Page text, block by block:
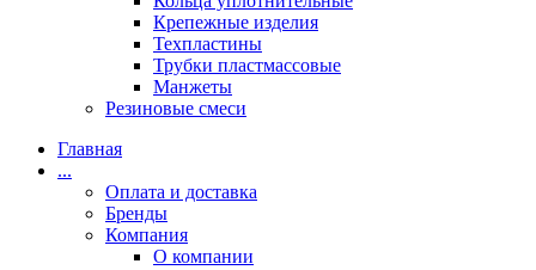
Крепежные изделия
Техпластины
Трубки пластмассовые
Манжеты
Резиновые смеси
Главная
...
Оплата и доставка
Бренды
Компания
О компании